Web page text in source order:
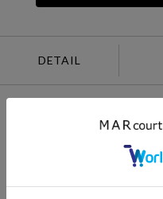
DETAIL
ある小さな襟元が特徴の人気の1
たことで裾にかけきれいなフレ
らかに差をつけています。バッ
脱のしやすいデザインです。プ
1枚です。